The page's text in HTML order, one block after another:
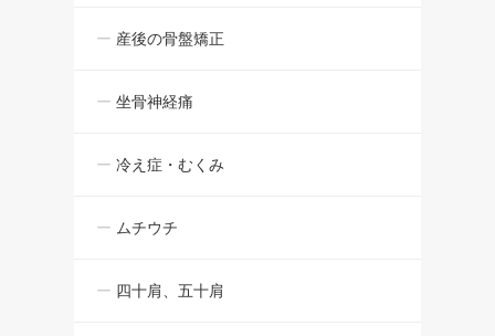
産後の骨盤矯正
坐骨神経痛
冷え症・むくみ
ムチウチ
四十肩、五十肩